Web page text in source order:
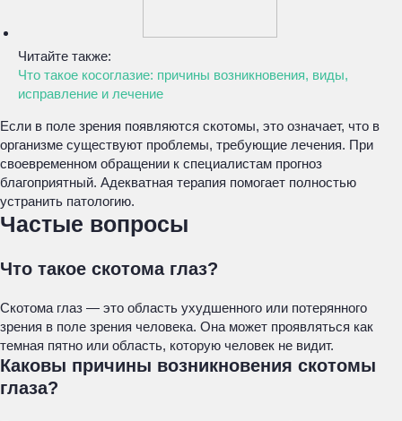
Читайте также:
Что такое косоглазие: причины возникновения, виды,
исправление и лечение
Если в поле зрения появляются скотомы, это означает, что в
организме существуют проблемы, требующие лечения. При
своевременном обращении к специалистам прогноз
благоприятный. Адекватная терапия помогает полностью
устранить патологию.
Частые вопросы
Что такое скотома глаз?
Скотома глаз — это область ухудшенного или потерянного
зрения в поле зрения человека. Она может проявляться как
темная пятно или область, которую человек не видит.
Каковы причины возникновения скотомы
глаза?